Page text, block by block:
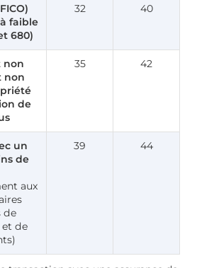
faible
680)
32 40
non
non
de
35 42
un
de
aux
de
et de
39 44